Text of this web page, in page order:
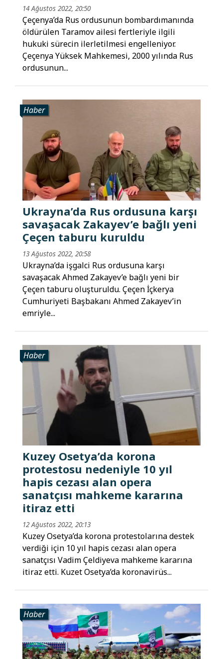
14 Ağustos 2022, 20:50
Çeçenya’da Rus ordusunun bombardımanında
öldürülen Taramov ailesi fertleriyle ilgili
hukuki sürecin ilerletilmesi engelleniyor.
Çeçenya Yüksek Mahkemesi, 2000 yılında Rus
ordusunun...
Haber
Ukrayna’da Rus ordusuna karşı
savaşacak Zakayev’e bağlı yeni
Çeçen taburu kuruldu
13 Ağustos 2022, 20:58
Ukrayna’da işgalci Rus ordusuna karşı
savaşacak Ahmed Zakayev’e bağlı yeni bir
Çeçen taburu oluşturuldu. Çeçen İçkerya
Cumhuriyeti Başbakanı Ahmed Zakayev’in
emriyle...
Haber
Kuzey Osetya’da korona
protestosu nedeniyle 10 yıl
hapis cezası alan opera
sanatçısı mahkeme kararına
itiraz etti
12 Ağustos 2022, 20:13
Kuzey Osetya’da korona protestolarına destek
verdiği için 10 yıl hapis cezası alan opera
sanatçısı Vadim Çeldiyeva mahkeme kararına
itiraz etti. Kuzet Osetya’da koronavirüs...
Haber